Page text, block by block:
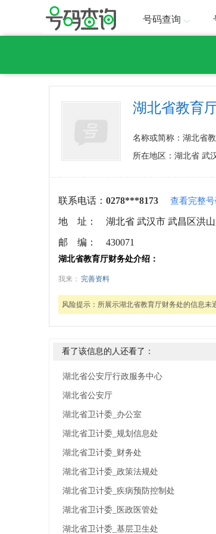
号码查询
湖北省教育
名称或简称：湖北省
所在地区：湖北省 武
联系电话： 0278***8173 查看完整
地 址： 湖北省 武汉市 武昌区洪
邮 编： 430071
湖北省教育厅财务处介绍：
我来： 完善资料
风险提示： 所展示湖北省教育厅财务处的信息未
看了该信息的人还看了：
湖北省公安厅行政服务中心
湖北省公安厅
湖北省卫计委_办公室
湖北省卫计委_规划信息处
湖北省卫计委_财务处
湖北省卫计委_政策法规处
湖北省卫计委_疾病预防控制处
湖北省卫计委_医政医管处
湖北省卫计委_基层卫生处